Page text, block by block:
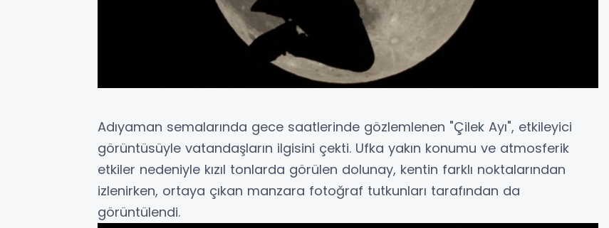
Adıyaman semalarında gece saatlerinde gözlemlenen "Çilek Ayı", etkileyici
görüntüsüyle vatandaşların ilgisini çekti. Ufka yakın konumu ve atmosferik
etkiler nedeniyle kızıl tonlarda görülen dolunay, kentin farklı noktalarından
izlenirken, ortaya çıkan manzara fotoğraf tutkunları tarafından da
görüntülendi.